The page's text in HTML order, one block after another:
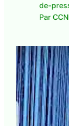
de-
Par